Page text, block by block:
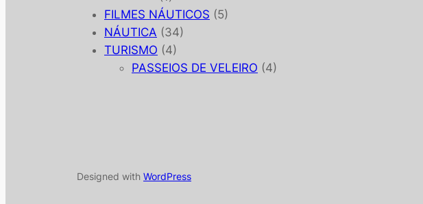
FILMES NÁUTICOS (5)
NÁUTICA (34)
TURISMO (4)
PASSEIOS DE VELEIRO (4)
Designed with WordPress